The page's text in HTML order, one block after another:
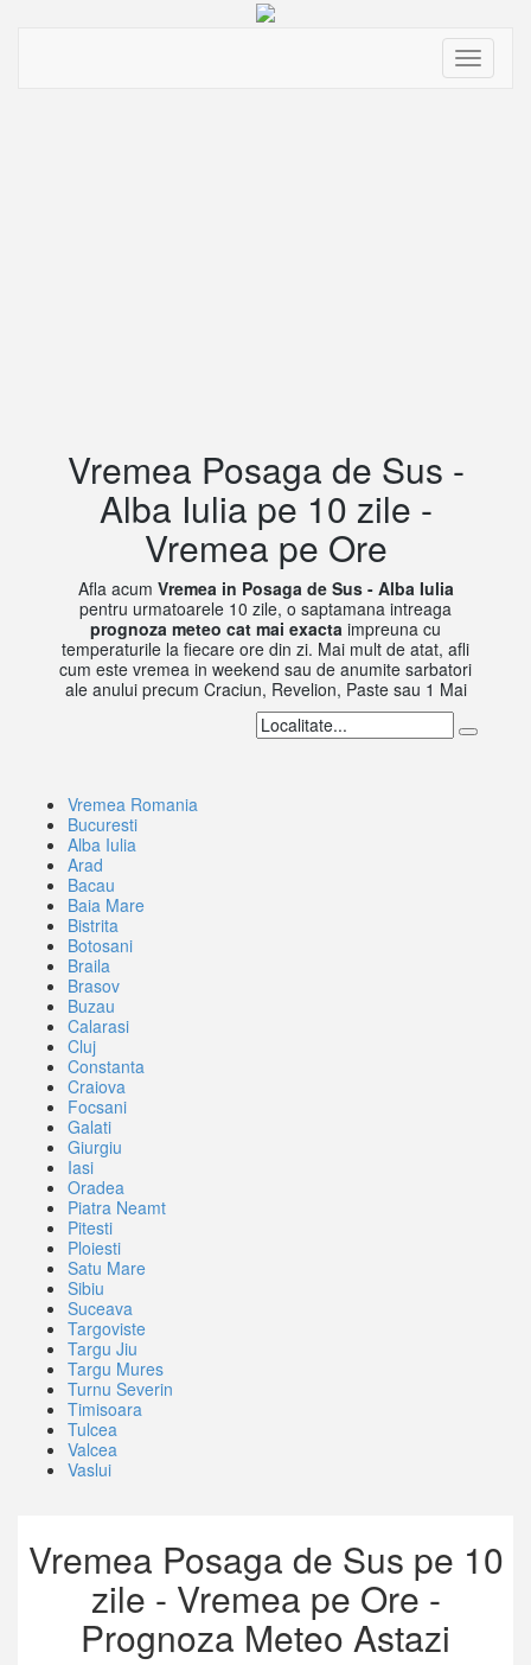
Toggle
Vremea Posaga de Sus -
Alba Iulia pe 10 zile -
Vremea pe Ore
Afla acum Vremea in Posaga de Sus - Alba Iulia
pentru urmatoarele 10 zile, o saptamana intreaga
prognoza meteo cat mai exacta impreuna cu
temperaturile la fiecare ore din zi. Mai mult de atat, afli
cum este vremea in weekend sau de anumite sarbatori
ale anului precum Craciun, Revelion, Paste sau 1 Mai
Vremea Romania
Bucuresti
Alba Iulia
Arad
Bacau
Baia Mare
Bistrita
Botosani
Braila
Brasov
Buzau
Calarasi
Cluj
Constanta
Craiova
Focsani
Galati
Giurgiu
Iasi
Oradea
Piatra Neamt
Pitesti
Ploiesti
Satu Mare
Sibiu
Suceava
Targoviste
Targu Jiu
Targu Mures
Turnu Severin
Timisoara
Tulcea
Valcea
Vaslui
Vremea Posaga de Sus pe 10
zile - Vremea pe Ore -
Prognoza Meteo Astazi